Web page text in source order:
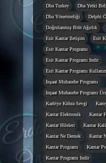
Dba Turkey
Dba Yetki
Dba Yönetmeliği
Delphi
Doğrulanmış Brüt Ağırlık
Esit Kantar Iletişim
Esit
Esit Kantar Programı
Esit Kantar Programı Indir
Esit Kantar Programı
Inşaat Muhasebe Programı
Inşaat Muhasebe Programı
Kadriye Kübra Sevgi
Kantar Elektronik
Kantar
Kantar Hileleri
Kantar
Kantar Ne Demek
Kantar
Kantar Programı
Kantar
Kantar Programı Indir